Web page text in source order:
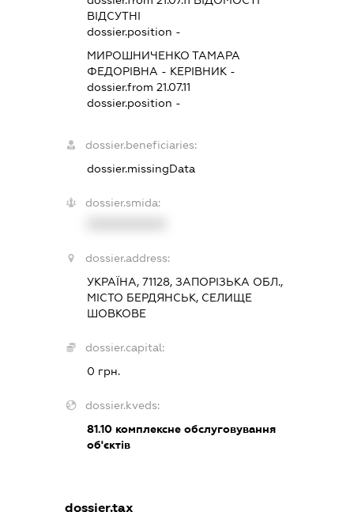
ВІДСУТНІ
dossier.position -
МИРОШНИЧЕНКО ТАМАРА
ФЕДОРІВНА - КЕРІВНИК -
dossier.from 21.07.11
dossier.position -
dossier.beneficiaries:
dossier.missingData
dossier.smida:
dossier.address:
УКРАЇНА, 71128, ЗАПОРІЗЬКА ОБЛ.,
МІСТО БЕРДЯНСЬК, СЕЛИЩЕ
ШОВКОВЕ
dossier.capital:
0 грн.
dossier.kveds:
81.10 комплексне обслуговування
об'єктів
dossier.tax